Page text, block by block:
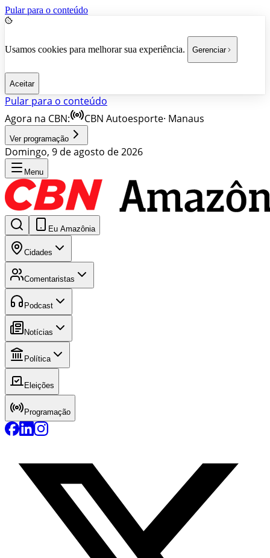
Pular para o conteúdo
Usamos cookies para melhorar sua experiência. Gerenciar
Aceitar
Pular para o conteúdo
Agora na CBN:
CBN Autoesporte· Manaus
Ver programação
Domingo, 9 de agosto de 2026
Menu
Eu Amazônia
Cidades
Comentaristas
Podcast
Notícias
Política
Eleições
Programação